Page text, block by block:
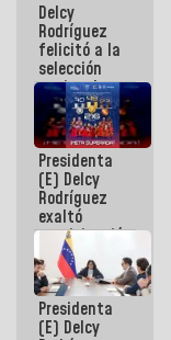
Delcy
Rodríguez
felicitó a la
selección
nacional
masculina
de voleibol
campeona
de la Copa
Panamericana
Sub-17
Presidenta
(E) Delcy
Rodríguez
exaltó
participación
de
Venezuela
en Juegos
Centroamericanos
y del Caribe
Presidenta
(E) Delcy